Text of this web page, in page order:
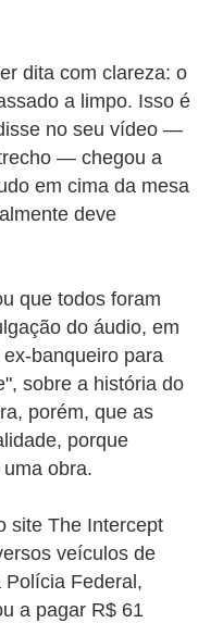
dita com clareza: o
a limpo. Isso é
no seu vídeo —
— chegou a
em cima da mesa
deve
que todos foram
do áudio, em
banqueiro para
sobre a história do
porém, que as
porque
obra.
site The Intercept
veículos de
Federal,
a pagar R$ 61